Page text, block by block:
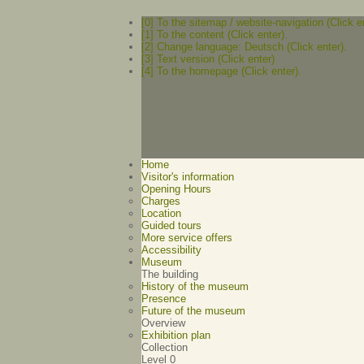
[0] To the sitemap / website-navigation (Click
[1] To the content (Click enter).
[2] Change language: Deutsch (Click enter).
[3] Text version (Click enter)
[4] To the homepage (Click enter).
Home
Visitor's information
Opening Hours
Charges
Location
Guided tours
More service offers
Accessibility
Museum
The building
History of the museum
Presence
Future of the museum
Overview
Exhibition plan
Collection
Level 0